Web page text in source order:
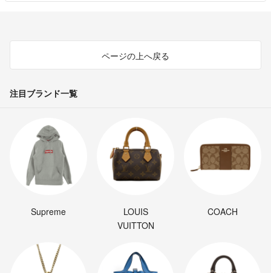
ページの上へ戻る
注目ブランド一覧
Supreme
LOUIS
VUITTON
COACH